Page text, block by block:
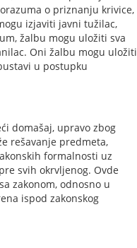
o priznanju krivice,
izjaviti javni tužilac,
žalbu mogu uložiti sva
Oni žalbu mogu uložiti
u postupku
domašaj, upravo zbog
rešavanje predmeta,
formalnosti uz
svih okrvljenog. Ovde
zakonom, odnosno u
ispod zakonskog